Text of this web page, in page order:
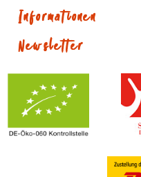
Informationen
Newsletter